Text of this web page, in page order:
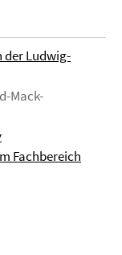
der Ludwig-
Mack-
Fachbereich